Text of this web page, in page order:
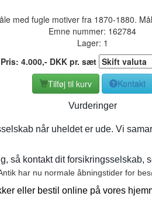
med fugle motiver fra 1870-1880.
Emne nummer: 162784
Lager: 1
Pris: 4.000,- DKK pr. sæt
Tilføj til kurv
Kontakt
Vurderinger
når uheldet er ude. Vi
så kontakt dit forsikringsselskab,
har nu normale åbningstider for
eller bestil online på vores